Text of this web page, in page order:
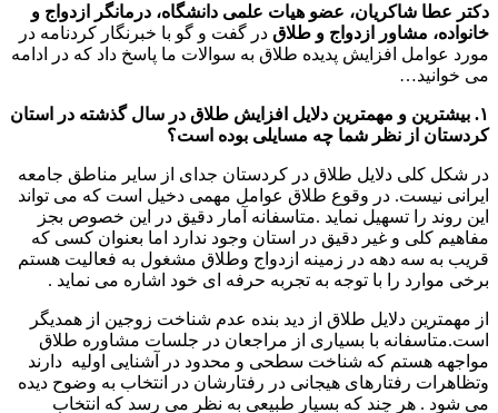
دکتر عطا شاکریان، عضو هیات علمی دانشگاه، درمانگر ازدواج و
خانواده، مشاور ازدواج و طلاق در گفت و گو با خبرنگار کردنامه در
مورد عوامل افزایش پدیده طلاق به سوالات ما پاسخ داد که در ادامه
می خوانید…
۱. بیشترین و مهمترین دلایل افزایش طلاق در سال گذشته در استان
کردستان از نظر شما چه مسایلی بوده است؟
در شکل کلی دلایل طلاق در کردستان جدای از سایر مناطق جامعه
ایرانی نیست. در وقوع طلاق عوامل مهمی دخیل است که می تواند
این روند را تسهیل نماید .متاسفانه آمار دقیق در این خصوص بجز
مفاهیم کلی و غیر دقیق در استان وجود ندارد اما بعنوان کسی که
قریب به سه دهه در زمینه ازدواج وطلاق مشغول به فعالیت هستم
برخی موارد را با توجه به تجربه حرفه ای خود اشاره می نماید .
از مهمترین دلایل طلاق از دید بنده عدم شناخت زوجین از همدیگر
است.متاسفانه با بسیاری از مراجعان در جلسات مشاوره طلاق
مواجهه هستم که شناخت سطحی و محدود در آشنایی اولیه دارند
وتظاهرات رفتارهای هیجانی در رفتارشان در انتخاب به وضوح دیده
می شود . هر چند که بسیار طبیعی به نظر می رسد که انتخاب